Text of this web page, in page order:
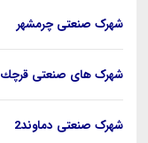
شهرک صنعتی چرمشهر
شهرک های صنعتی قرچك
شهرک صنعتی دماوند2